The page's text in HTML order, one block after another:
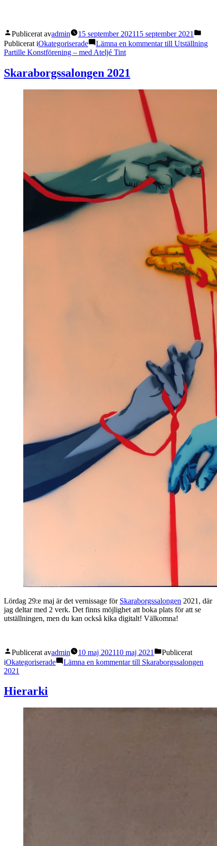
Publicerat avadmin 15 september 202115 september 2021
Publicerat iOkategoriserade Lämna en kommentartill Utställning
Partille Konstförening – med Ateljé Tint
Skaraborgssalongen 2021
Lördag 29:e maj är det vernissage för Skaraborgssalongen 2021, där
jag deltar med 2 verk. Det finns möjlighet att boka plats för att se
utställningen, men du kan också kika digitalt! Välkomna!
Publicerat avadmin 10 maj 202110 maj 2021
Publicerat
iOkategoriserade Lämna en kommentartill Skaraborgssalongen
2021
Hierarki